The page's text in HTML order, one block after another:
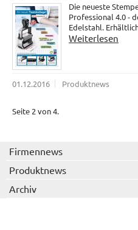
Die neueste
Professional 4.0 -
Edelstahl.
Weiterlesen
01.12.2016 Produktnews
Seite 2 von 4.
Firmennews
Produktnews
Archiv